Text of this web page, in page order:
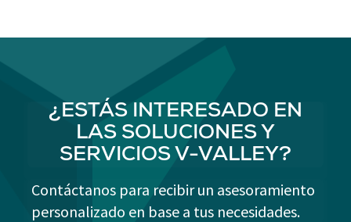
¿ESTÁS INTERESADO EN
LAS SOLUCIONES Y
SERVICIOS V-VALLEY?
Contáctanos para recibir un asesoramiento
personalizado en base a tus necesidades.